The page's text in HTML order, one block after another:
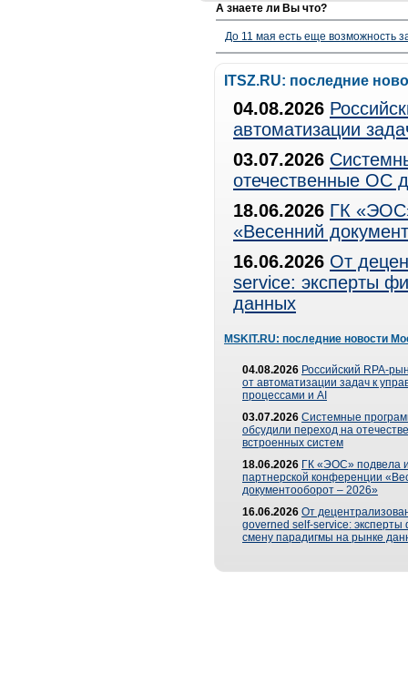
А знаете ли Вы что?
До 11 мая есть еще возможность
ITSZ.RU: последние
04.08.2026
автоматизации
03.07.2026
отечественные ОС
18.06.2026 ГК
«Весенний
16.06.2026 От
service: эксперты
данных
MSKIT.RU: последние новости
04.08.2026 Российский RPA-
от автоматизации задач к
процессами и AI
03.07.2026 Системные
обсудили переход на
встроенных систем
18.06.2026 ГК «ЭОС» подвела
партнерской конференции
документооборот – 2026»
16.06.2026 От
governed self-service: эксперты
смену парадигмы на рынке